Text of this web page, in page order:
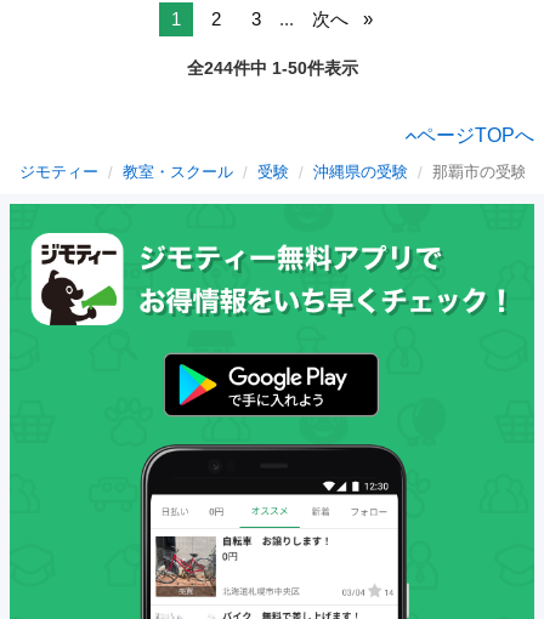
1 2 3 ... 次へ
全244件中 1-50件表示
ページTOPへ
ジモティー 教室・スクール 受験 沖縄県の受験 那覇市の受験